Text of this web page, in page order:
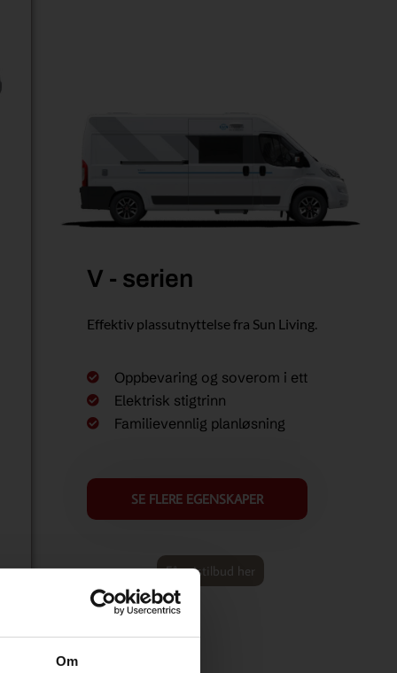
Om
V - serien
Effektiv plassutnyttelse fra Sun Living.
Oppbevaring og soverom i ett
Elektrisk stigtrinn
Familievennlig planløsning
SE FLERE EGENSKAPER
Få pristilbud her